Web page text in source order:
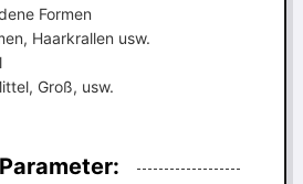
Formen
Haarkrallen usw.
Groß, usw.